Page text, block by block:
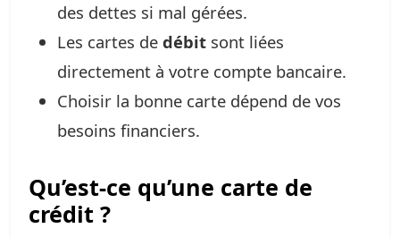
des dettes si mal gérées.
Les cartes de débit sont liées
directement à votre compte bancaire.
Choisir la bonne carte dépend de vos
besoins financiers.
Qu’est-ce qu’une carte de
crédit ?